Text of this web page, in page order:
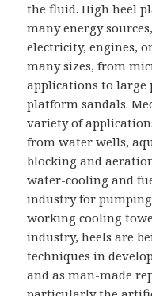
the fluid. High heel
many energy
electricity, engines,
many sizes, from
applications to large
platform sandals.
variety of
from water wells,
blocking and
water-cooling and
industry for
working cooling
industry, heels are
techniques in
and as man-made